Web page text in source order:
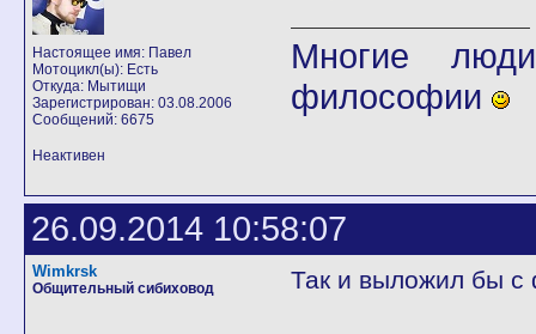
Настоящее имя: Павел
Мотоцикл(ы): Есть
Откуда: Мытищи
Зарегистрирован: 03.08.2006
Сообщений: 6675
Многие
философии
Неактивен
26.09.2014 10:58:07
Wimkrsk
Общительный сибиховод Так и выложил бы с